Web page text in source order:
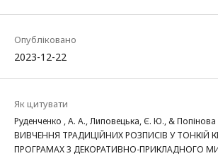
Опубліковано
2023-12-22
Як цитувати
Руденченко , А. А., Липовецька, Є. Ю., &
ВИВЧЕННЯ ТРАДИЦІЙНИХ РОЗПИСІВ У ТОНКІЙ
ПРОГРАМАХ 3 ДЕКОРАТИВНО-ПРИКЛАДНОГО